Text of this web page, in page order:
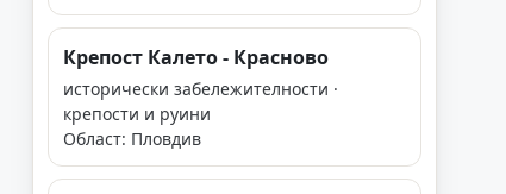
Крепост Калето - Красново
исторически забележителности ·
крепости и руини
Област: Пловдив